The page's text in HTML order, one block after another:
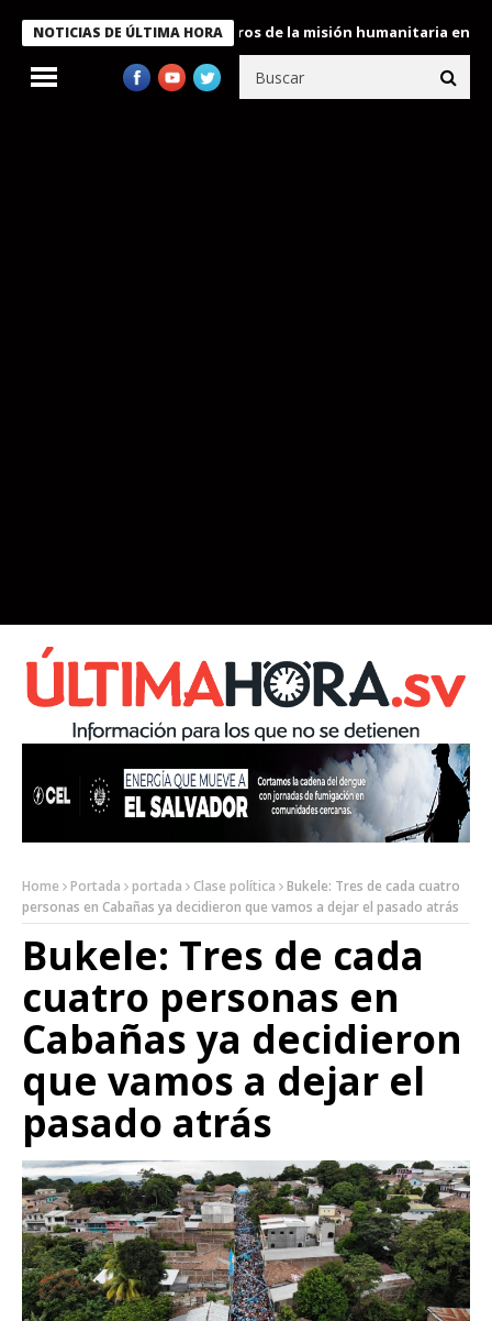
NOTICIAS DE ÚLTIMA HORA
Bukele condecora a miembros de la misión humanitaria enviada
Home Portada portada Clase política
Bukele: Tres de cada cuatro
personas en Cabañas ya decidieron que vamos a dejar el pasado atrás
Bukele: Tres de cada
cuatro personas en
Cabañas ya decidieron
que vamos a dejar el
pasado atrás